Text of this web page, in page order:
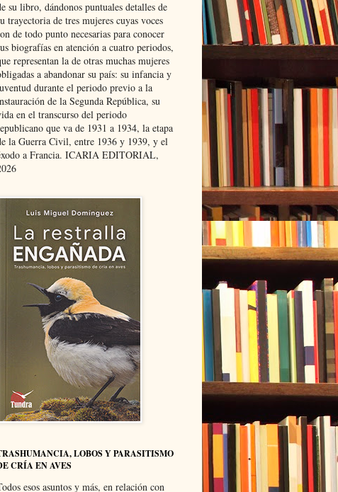
su libro, dándonos puntuales detalles de
trayectoria de tres mujeres cuyas voces
de todo punto necesarias para conocer
biografías en atención a cuatro periodos,
representan la de otras muchas mujeres
a abandonar su país: su infancia y
durante el periodo previo a la
de la Segunda República, su
en el transcurso del periodo
que va de 1931 a 1934, la etapa
la Guerra Civil, entre 1936 y 1939, y el
a Francia. ICARIA EDITORIAL,
LOBOS Y PARASITISMO
CRÍA EN AVES
esos asuntos y más, en relación con